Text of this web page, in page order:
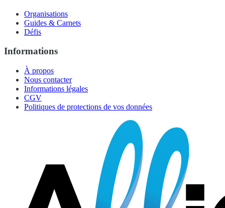
Organisations
Guides & Carnets
Défis
Informations
À propos
Nous contacter
Informations légales
CGV
Politiques de protections de vos données